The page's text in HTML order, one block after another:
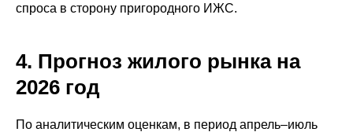
спроса в сторону пригородного ИЖС.
4. Прогноз жилого рынка на
2026 год
По аналитическим оценкам, в период апрель–июль